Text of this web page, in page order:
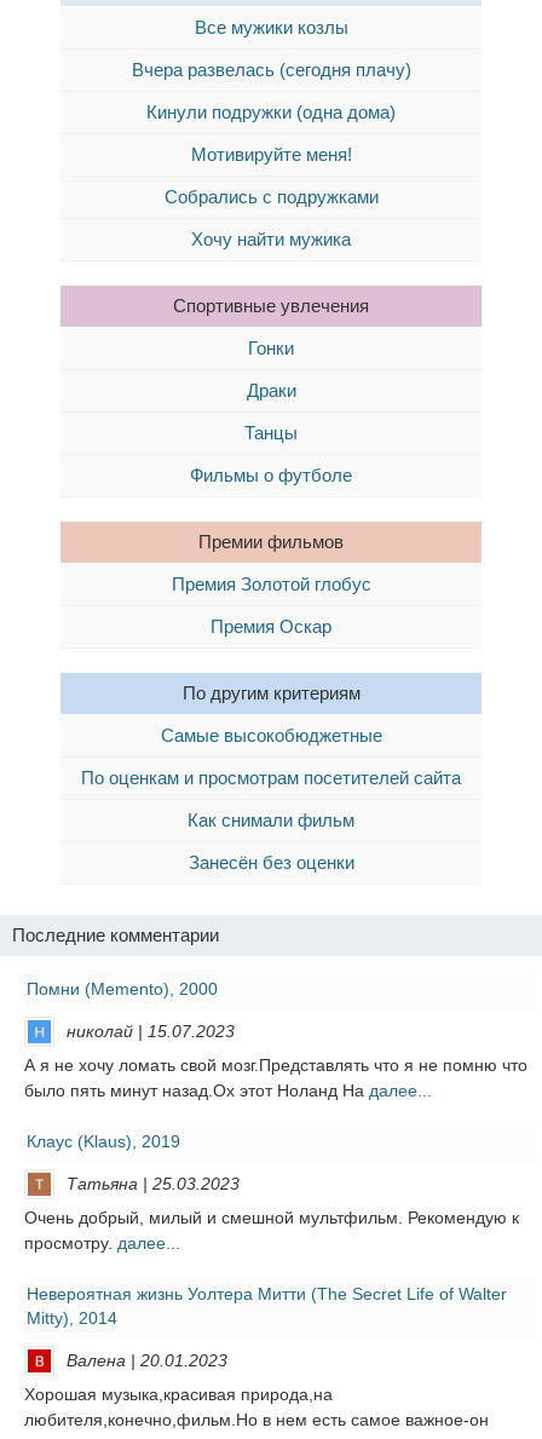
Все мужики козлы
Вчера развелась (сегодня плачу)
Кинули подружки (одна дома)
Мотивируйте меня!
Собрались с подружками
Хочу найти мужика
Спортивные увлечения
Гонки
Драки
Танцы
Фильмы о футболе
Премии фильмов
Премия Золотой глобус
Премия Оскар
По другим критериям
Самые высокобюджетные
По оценкам и просмотрам посетителей сайта
Как снимали фильм
Занесён без оценки
Последние комментарии
Помни (Memento), 2000
николай | 15.07.2023
А я не хочу ломать свой мозг.Представлять что я не помню что
было пять минут назад.Ох этот Ноланд На далее...
Клаус (Klaus), 2019
Татьяна | 25.03.2023
Очень добрый, милый и смешной мультфильм. Рекомендую к
просмотру. далее...
Невероятная жизнь Уолтера Митти (The Secret Life of Walter
Mitty), 2014
Валена | 20.01.2023
Хорошая музыка,красивая природа,на
любителя,конечно,фильм.Но в нем есть самое важное-он